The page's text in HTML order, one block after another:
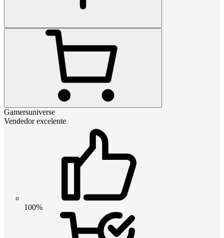
Gamersuniverse
Vendedor excelente
100%